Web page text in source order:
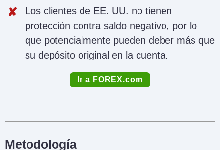
Los clientes de EE. UU. no tienen
protección contra saldo negativo, por lo
que potencialmente pueden deber más que
su depósito original en la cuenta.
Ir a FOREX.com
Metodología